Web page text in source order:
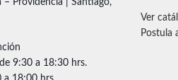
– Providencia | Santiago,
9:30 a 18:30 hrs.
Ver
Postula